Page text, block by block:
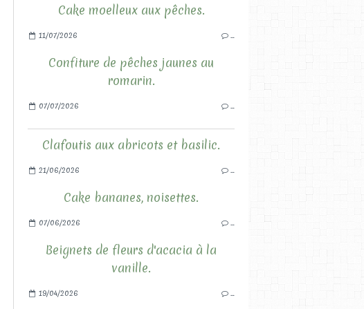
Cake moelleux aux pêches.
11/07/2026 …
Confiture de pêches jaunes au
romarin.
07/07/2026 …
Clafoutis aux abricots et basilic.
21/06/2026 …
Cake bananes, noisettes.
07/06/2026 …
Beignets de fleurs d'acacia à la
vanille.
19/04/2026 …